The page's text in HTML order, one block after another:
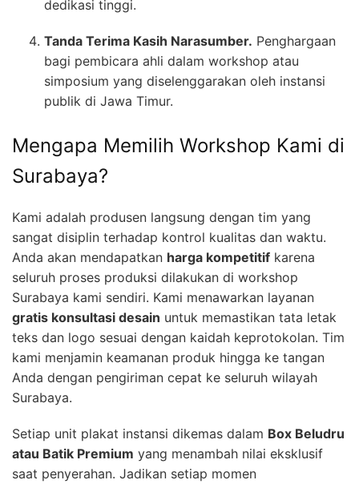
dedikasi tinggi.
Tanda Terima Kasih Narasumber. Penghargaan
bagi pembicara ahli dalam workshop atau
simposium yang diselenggarakan oleh instansi
publik di Jawa Timur.
Mengapa Memilih Workshop Kami di
Surabaya?
Kami adalah produsen langsung dengan tim yang
sangat disiplin terhadap kontrol kualitas dan waktu.
Anda akan mendapatkan harga kompetitif karena
seluruh proses produksi dilakukan di workshop
Surabaya kami sendiri. Kami menawarkan layanan
gratis konsultasi desain untuk memastikan tata letak
teks dan logo sesuai dengan kaidah keprotokolan. Tim
kami menjamin keamanan produk hingga ke tangan
Anda dengan pengiriman cepat ke seluruh wilayah
Surabaya.
Setiap unit plakat instansi dikemas dalam Box Beludru
atau Batik Premium yang menambah nilai eksklusif
saat penyerahan. Jadikan setiap momen